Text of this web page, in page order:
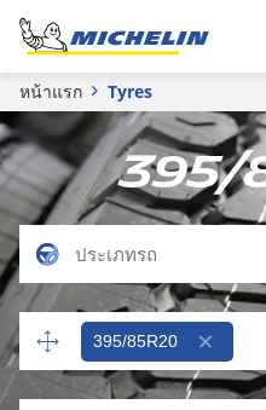
หน้าแรก Tyres
395/
395/85R20